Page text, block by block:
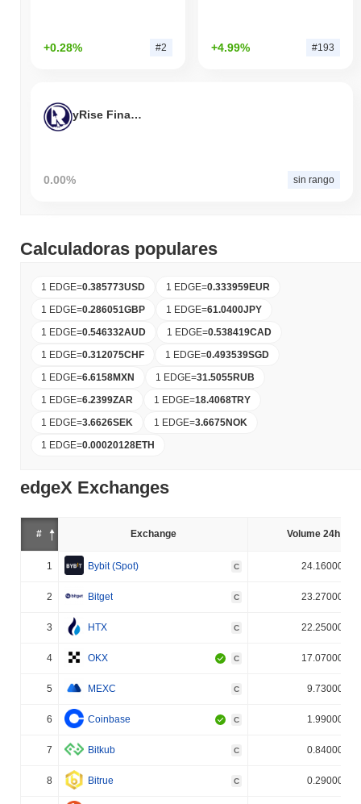
+0.28% #2 +4.99% #193
yRise Finance
0.00% sin rango
Calculadoras populares
1 EDGE=0.385773USD 1 EDGE=0.333959EUR
1 EDGE=0.286051GBP 1 EDGE=61.0400JPY
1 EDGE=0.546332AUD 1 EDGE=0.538419CAD
1 EDGE=0.312075CHF 1 EDGE=0.493539SGD
1 EDGE=6.6158MXN 1 EDGE=31.5055RUB
1 EDGE=6.2399ZAR 1 EDGE=18.4068TRY
1 EDGE=3.6626SEK 1 EDGE=3.6675NOK
1 EDGE=0.00020128ETH
edgeX Exchanges
# Exchange Volume 24h (%)
1 Bybit (Spot) C 24.160000%
2 Bitget C 23.270000%
3 HTX C 22.250000%
4 OKX C 17.070000%
5 MEXC C 9.730000%
6 Coinbase C 1.990000%
7 Bitkub C 0.840000%
8 Bitrue C 0.290000%